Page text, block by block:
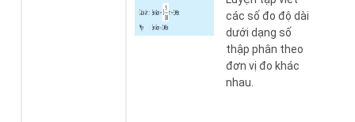
các số đo độ dài
dưới dạng số
thập phân theo
đơn vị đo khác
nhau.